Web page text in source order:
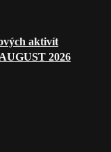
aktivít
2026